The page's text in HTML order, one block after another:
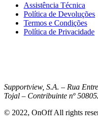
Assistência Técnica
Política de Devoluções
Termos e Condições
Política de Privacidade
Supportview, S.A. – Rua
Tojal – Contribuinte nº
© 2022, OnOff All rights